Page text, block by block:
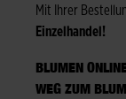
Mit Ihrer
Einzelhandel!
BLUMEN
WEG ZUM